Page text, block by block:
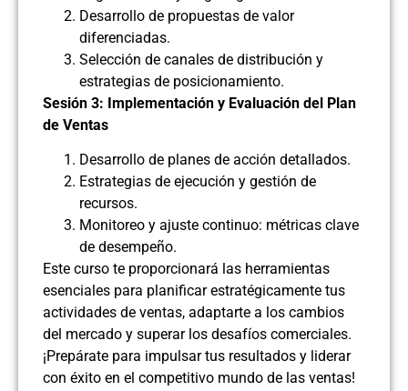
Desarrollo de propuestas de valor
diferenciadas.
Selección de canales de distribución y
estrategias de posicionamiento.
Sesión 3: Implementación y Evaluación del Plan
de Ventas
Desarrollo de planes de acción detallados.
Estrategias de ejecución y gestión de
recursos.
Monitoreo y ajuste continuo: métricas clave
de desempeño.
Este curso te proporcionará las herramientas
esenciales para planificar estratégicamente tus
actividades de ventas, adaptarte a los cambios
del mercado y superar los desafíos comerciales.
¡Prepárate para impulsar tus resultados y liderar
con éxito en el competitivo mundo de las ventas!